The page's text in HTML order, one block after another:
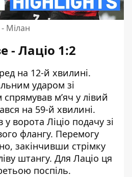
Мілан
- Лаціо 1:2
на 12-й хвилині.
ударом зі
м’яч у лівий
на 59-й хвилині.
ворота Ліціо подачу зі
флангу. Перемогу
закінчивши стрімку
штангу. Для Лаціо ця
поспіль.